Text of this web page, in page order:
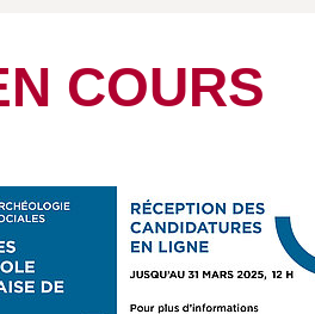
COURS